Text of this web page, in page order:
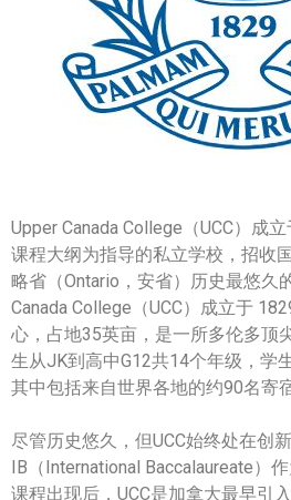
多伦多地产
楼花大全
大多伦多地区楼花开发商名录
楼花转让专区
多伦多市中心楼花项目
怡陶碧谷社区介绍
怡陶碧谷楼花项目
世嘉堡楼花项目
Upper Canada College（UCC）成
课程大纲为指导的私立学校，招收
略省（Ontario，安省）历史最悠久
Canada College（UCC）成立于
心，占地35英亩，是一所多伦多顶
生从JK到高中G12共14个年级，学
其中包括来自世界各地的约90名寄
尽管历史悠久，但UCC始终处在创
IB（International Baccalaureate）
课程出现后，UCC是加拿大最早引